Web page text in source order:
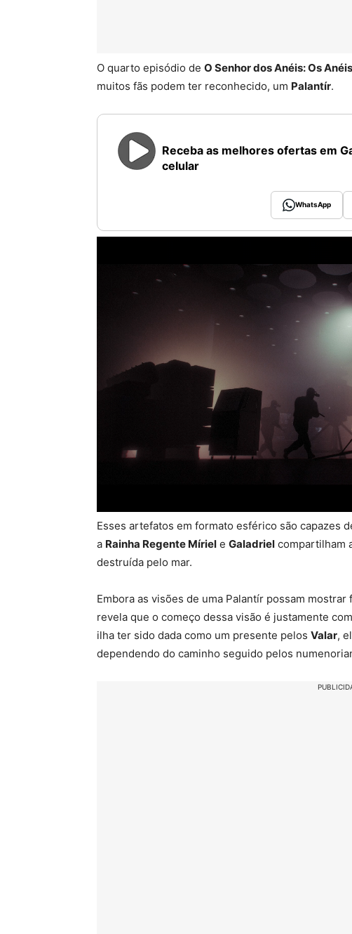
O quarto episódio de O Senhor dos Anéis: Os
muitos fãs podem ter reconhecido, um Palantír.
Receba as melhores ofertas em
celular
WhatsApp
Esses artefatos em formato esférico são capazes
a Rainha Regente Míriel e Galadriel compartilham
destruída pelo mar.
Embora as visões de uma Palantír possam
revela que o começo dessa visão é justamente
ilha ter sido dada como um presente pelos Valar,
dependendo do caminho seguido pelos